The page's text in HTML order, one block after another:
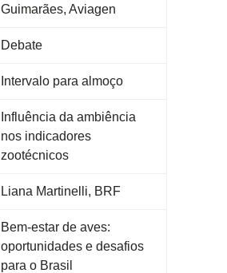
Guimarães, Aviagen
Debate
Intervalo para almoço
Influência da ambiência
nos indicadores
zootécnicos
Liana Martinelli, BRF
Bem-estar de aves:
oportunidades e desafios
para o Brasil